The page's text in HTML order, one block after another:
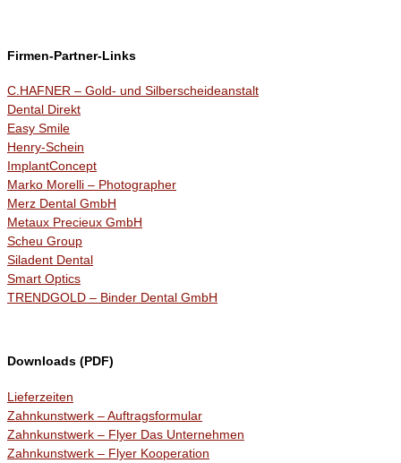
Firmen-Partner-Links
C.HAFNER – Gold- und Silberscheideanstalt
Dental Direkt
Easy Smile
Henry-Schein
ImplantConcept
Marko Morelli – Photographer
Merz Dental GmbH
Metaux Precieux GmbH
Scheu Group
Siladent Dental
Smart Optics
TRENDGOLD – Binder Dental GmbH
Downloads (PDF)
Lieferzeiten
Zahnkunstwerk – Auftragsformular
Zahnkunstwerk – Flyer Das Unternehmen
Zahnkunstwerk – Flyer Kooperation